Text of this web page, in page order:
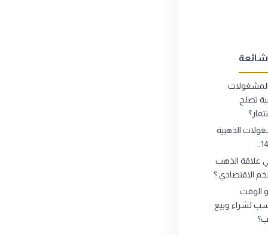
تصلح
الذهبية
علاقة الذهب
الاقتصادي ؟
الوقت
لشراء وبيع